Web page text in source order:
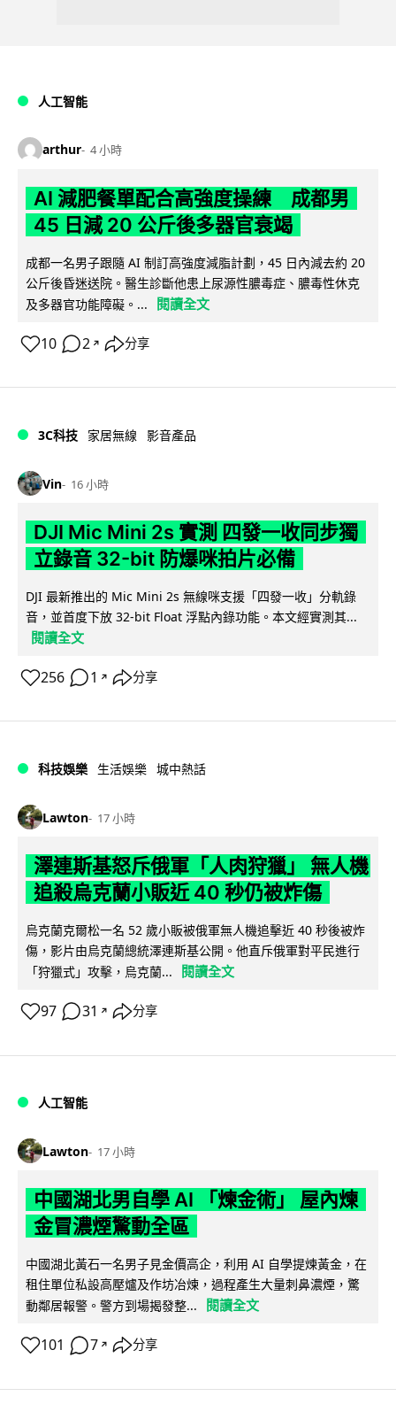
人工智能
arthur 4 小時
AI 減肥餐單配合高強度操練 成都男
45 日減 20 公斤後多器官衰竭
成都一名男子跟隨 AI 制訂高強度減脂計劃，45 日內減去約 20
公斤後昏迷送院。醫生診斷他患上尿源性膿毒症、膿毒性休克
及多器官功能障礙。...
閱讀全文
10 2 ↗ 分享
3C科技 家居無線 影音產品
Vin 16 小時
DJI Mic Mini 2s 實測 四發一收同步獨
立錄音 32-bit 防爆咪拍片必備
DJI 最新推出的 Mic Mini 2s 無線咪支援「四發一收」分軌錄
音，並首度下放 32-bit Float 浮點內錄功能。本文經實測其...
閱讀全文
256 1 ↗ 分享
科技娛樂 生活娛樂 城中熱話
Lawton 17 小時
澤連斯基怒斥俄軍「人肉狩獵」 無人機
追殺烏克蘭小販近 40 秒仍被炸傷
烏克蘭克爾松一名 52 歲小販被俄軍無人機追擊近 40 秒後被炸
傷，影片由烏克蘭總統澤連斯基公開。他直斥俄軍對平民進行
「狩獵式」攻擊，烏克蘭...
閱讀全文
97 31 ↗ 分享
人工智能
Lawton 17 小時
中國湖北男自學 AI 「煉金術」 屋內煉
金冒濃煙驚動全區
中國湖北黃石一名男子見金價高企，利用 AI 自學提煉黃金，在
租住單位私設高壓爐及作坊冶煉，過程產生大量刺鼻濃煙，驚
動鄰居報警。警方到場揭發整...
閱讀全文
101 7 ↗ 分享